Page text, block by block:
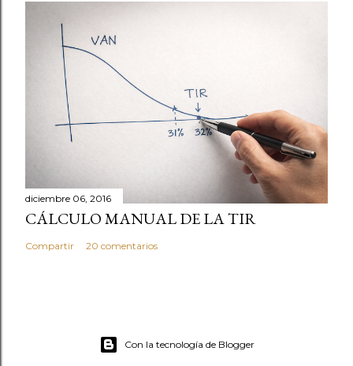
diciembre 06, 2016
CÁLCULO MANUAL DE LA TIR
Compartir 20 comentarios
Con la tecnología de Blogger